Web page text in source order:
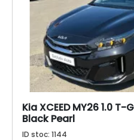
Kia XCEED MY26 1.0 T-
Black Pearl
ID stoc: 1144